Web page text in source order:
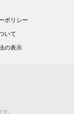
ポリシー
いて
の表示
。